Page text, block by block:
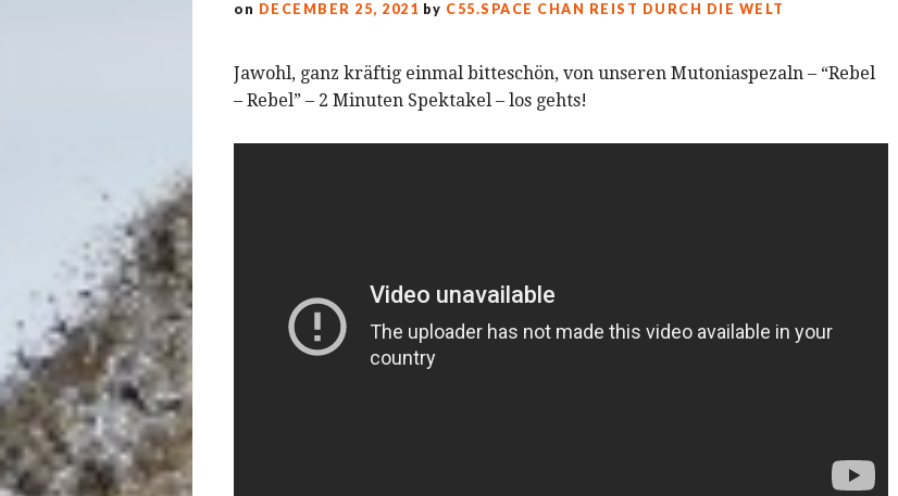
on DECEMBER 25, 2021 by C55.SPACE CHAN REIST DURCH DIE WELT
Jawohl, ganz kräftig einmal bitteschön, von unseren Mutoniaspezaln – “Rebel
– Rebel” – 2 Minuten Spektakel – los gehts!